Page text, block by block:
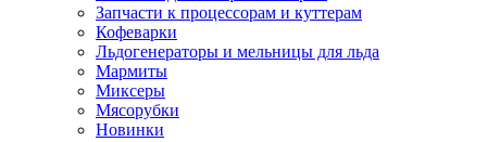
Запчасти к процессорам и куттерам
Кофеварки
Льдогенераторы и мельницы для льда
Мармиты
Миксеры
Мясорубки
Новинки